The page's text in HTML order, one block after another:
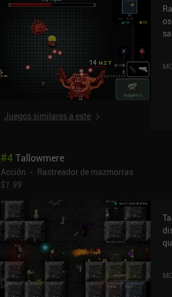
Juegos similares a este
#4 Tallowmere
Acción
Rastreador de mazmorras
$1.99